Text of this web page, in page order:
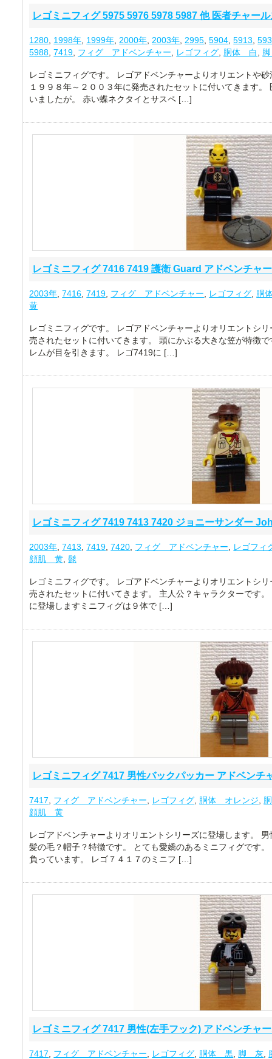
レゴミニフィグ 5975 5976 5978 5987 他 医者チャー
1280 1998年 1999年 2000年 2003年 2995 ,5904 ,5913 ,
5988 ,7419 フィグ アドベンチャー レゴフィグ 胴体 白
レゴミニフィグです。 レゴアドベンチャーよりオリエントや
１９９８年～２００３年に発売されたセットに付いてきます
いましたが。 赤い蝶ネクタイとサスペ […]
レゴミニフィグ 7416 7419 護衛 Guard アドベンチャー
2003年 ,7416 ,7419 フィグ アドベンチャー レゴフィグ 胴
黄
レゴミニフィグです。 レゴアドベンチャーよりオリエントシ
売されたセットに付いてきます。 頭にかぶる大きな笠が特徴
レムが目を引きます。 レゴ7419に […]
レゴミニフィグ 7419 7413 7420 ジョニーサンダー
2003年 ,7413 ,7419 ,7420 フィグ アドベンチャー
レゴフィ
顔肌 黄 ,髭
レゴミニフィグです。 レゴアドベンチャーよりオリエントシ
売されたセットに付いてきます。 主人公？キャラクターです
に登場しますミニフィグは９体で […]
レゴミニフィグ 7417 男性バックパッカー アドベンチ
7417 フィグ アドベンチャー レゴフィグ 胴体 オレンジ
顔肌 黄
レゴアドベンチャーよりオリエントシリーズに登場します。
髪の毛？帽子？特徴です。 とても愛嬌のあるミニフィグです
負っています。 レゴ７４１７のミニフ […]
レゴミニフィグ 7417 男性(左手フック) アドベンチャ
7417 フィグ アドベンチャー レゴフィグ 胴体 黒 脚 灰